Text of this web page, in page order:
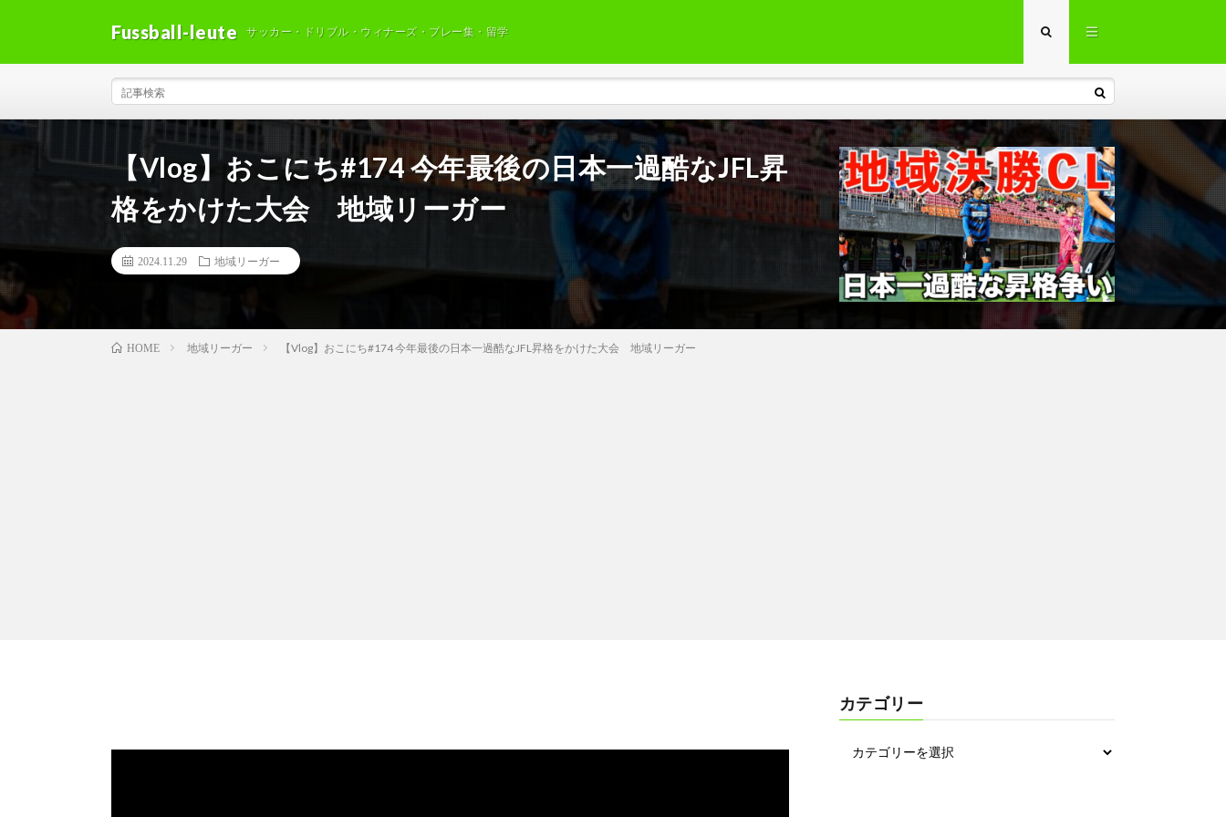
Fussball-leute サッカー・ドリブル・ウィナーズ・プレー集・留学
【Vlog】おこにち#174 今年最後の日本一過酷なJFL昇
格をかけた大会 地域リーガー
2024.11.29 地域リーガー
HOME 地域リーガー 【Vlog】おこにち#174 今年最後の日本一過酷なJFL昇格をかけた大会 地域リーガー
カテゴリー